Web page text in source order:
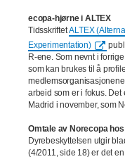
ecopa-hjørne i ALTEX
TidsskriftetALTEX
Experimentation)
R-ene. Som nevnt i
som kan brukes til å
arbeid som er i fokus. Det
Madrid i november, som
Omtale av Norecopa
Dyrebeskyttelsen utgir
(4/2011, side 18) er det